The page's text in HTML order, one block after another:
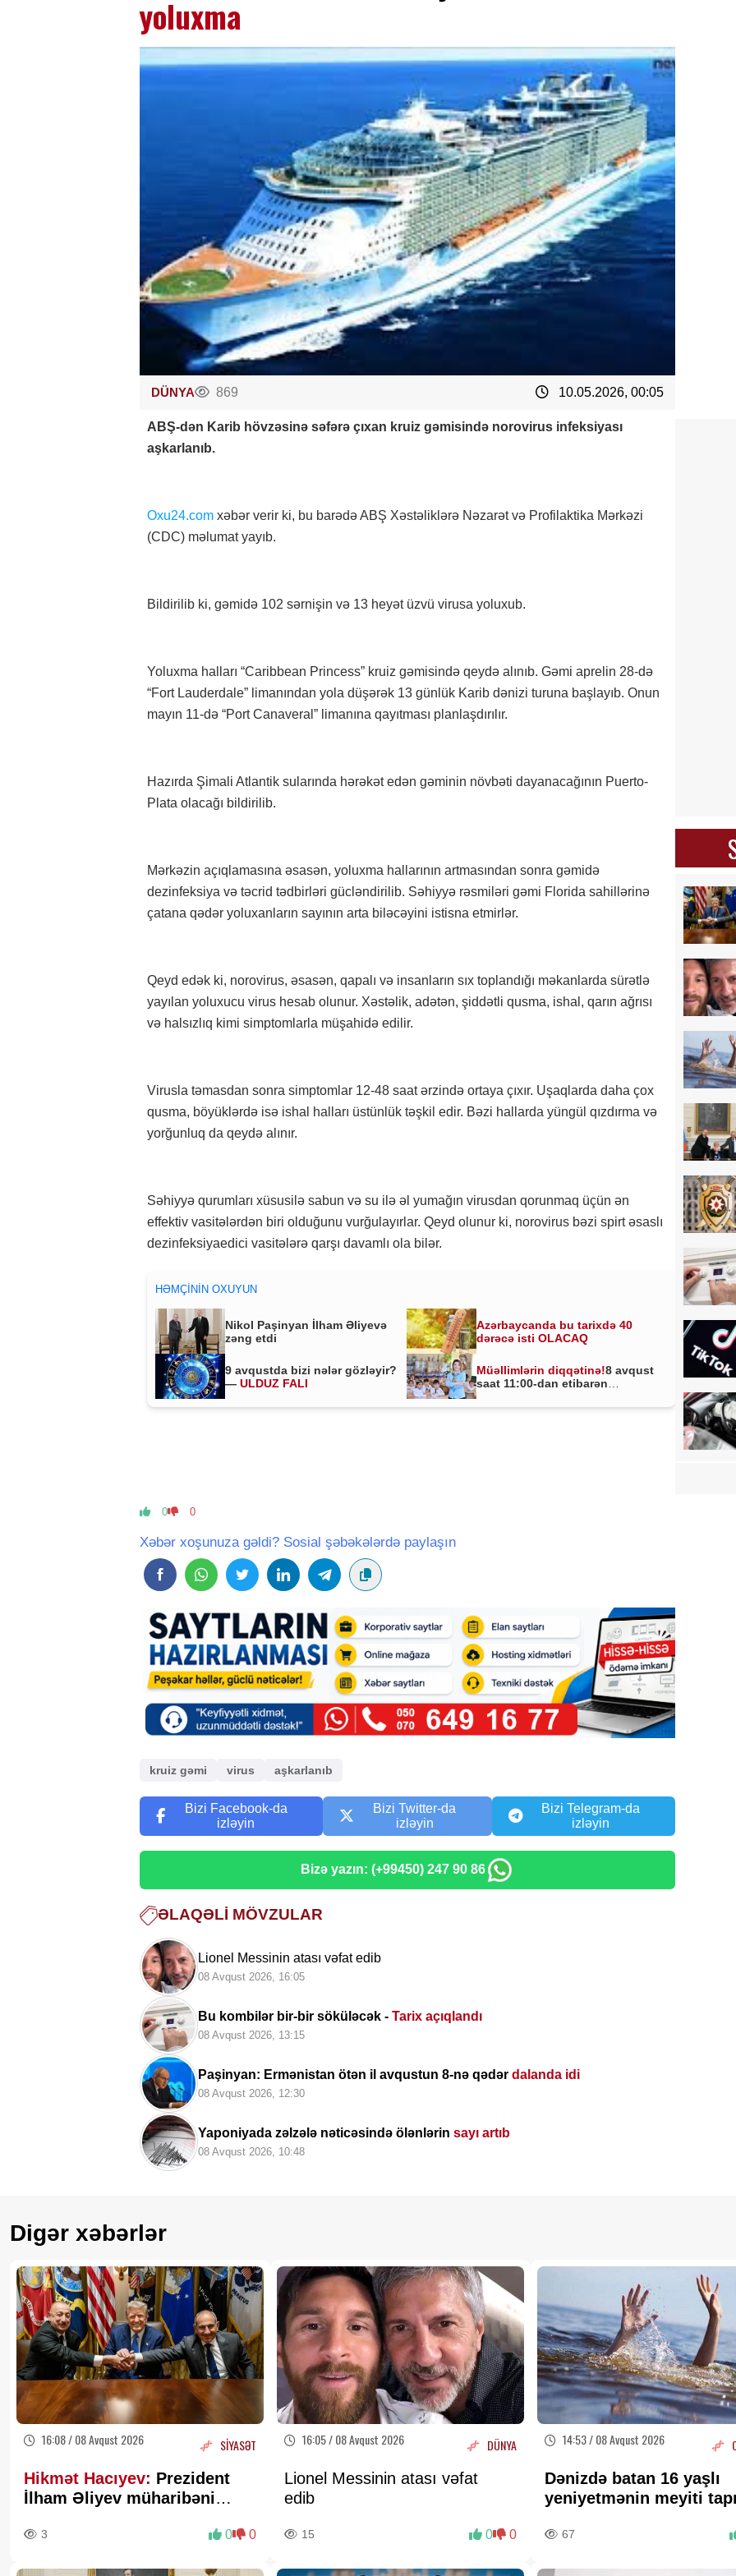
yoluxma
DÜNYA 869 10.05.2026, 00:05
ABŞ-dən Karib hövzəsinə səfərə çıxan kruiz gəmisində norovirus infeksiyası
aşkarlanıb.
Oxu24.com xəbər verir ki, bu barədə ABŞ Xəstəliklərə Nəzarət və Profilaktika Mərkəzi
(CDC) məlumat yayıb.
Bildirilib ki, gəmidə 102 sərnişin və 13 heyət üzvü virusa yoluxub.
Yoluxma halları “Caribbean Princess” kruiz gəmisində qeydə alınıb. Gəmi aprelin 28-də
“Fort Lauderdale” limanından yola düşərək 13 günlük Karib dənizi turuna başlayıb. Onun
mayın 11-də “Port Canaveral” limanına qayıtması planlaşdırılır.
Hazırda Şimali Atlantik sularında hərəkət edən gəminin növbəti dayanacağının Puerto-
Plata olacağı bildirilib.
Mərkəzin açıqlamasına əsasən, yoluxma hallarının artmasından sonra gəmidə
dezinfeksiya və təcrid tədbirləri gücləndirilib. Səhiyyə rəsmiləri gəmi Florida sahillərinə
çatana qədər yoluxanların sayının arta biləcəyini istisna etmirlər.
Qeyd edək ki, norovirus, əsasən, qapalı və insanların sıx toplandığı məkanlarda sürətlə
yayılan yoluxucu virus hesab olunur. Xəstəlik, adətən, şiddətli qusma, ishal, qarın ağrısı
və halsızlıq kimi simptomlarla müşahidə edilir.
Virusla təmasdan sonra simptomlar 12-48 saat ərzində ortaya çıxır. Uşaqlarda daha çox
qusma, böyüklərdə isə ishal halları üstünlük təşkil edir. Bəzi hallarda yüngül qızdırma və
yorğunluq da qeydə alınır.
Səhiyyə qurumları xüsusilə sabun və su ilə əl yumağın virusdan qorunmaq üçün ən
effektiv vasitələrdən biri olduğunu vurğulayırlar. Qeyd olunur ki, norovirus bəzi spirt əsaslı
dezinfeksiyaedici vasitələrə qarşı davamlı ola bilər.
HƏMÇININ OXUYUN
Nikol Paşinyan İlham Əliyevə
zəng etdi
Azərbaycanda bu tarixdə 40
dərəcə isti OLACAQ
9 avqustda bizi nələr gözləyir?
—ULDUZ FALI
Müəllimlərin diqqətinə!8 avqust
saat 11:00-dan etibarən
0 0
Xəbər xoşunuza gəldi? Sosial şəbəkələrdə paylaşın
kruiz gəmi virus aşkarlanıb
Bizi Facebook-da
izləyin
Bizi Twitter-da
izləyin
Bizi Telegram-da
izləyin
Bizə yazın: (+99450) 247 90 86
ƏLAQƏLI MÖVZULAR
Lionel Messinin atası vəfat edib
08 Avqust 2026, 16:05
Bu kombilər bir-bir söküləcək -Tarix açıqlandı
08 Avqust 2026, 13:15
Paşinyan: Ermənistan ötən il avqustun 8-nə qədərdalanda idi
08 Avqust 2026, 12:30
Yaponiyada zəlzələ nəticəsində ölənlərin sayı artıb
08 Avqust 2026, 10:48
Digər xəbərlər
16:08 / 08 Avqust 2026 SİYASƏT
Hikmət Hacıyev: Prezident
İlham Əliyev müharibəni
də qazandı - VİDEO
3 0 0
16:05 / 08 Avqust 2026 DÜNYA
Lionel Messinin atası vəfat
edib
15 0 0
14:53 / 08 Avqust 2026
Dənizdə batan 16 yaşlı
yeniyetmənin meyiti
67